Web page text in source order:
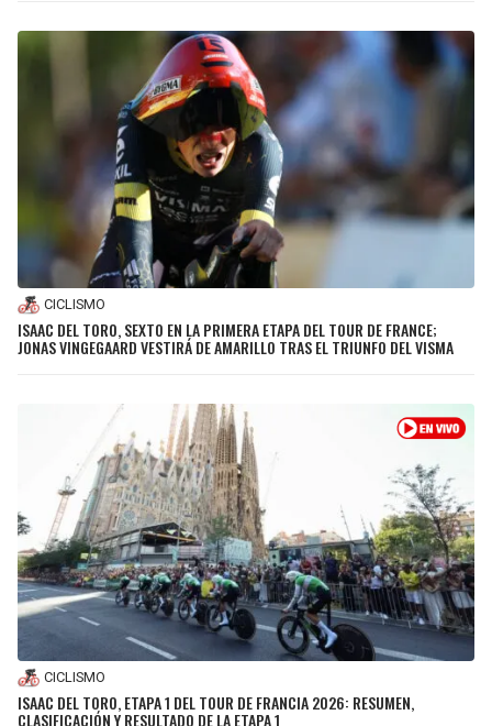
CICLISMO
ISAAC DEL TORO, SEXTO EN LA PRIMERA ETAPA DEL TOUR DE FRANCE;
JONAS VINGEGAARD VESTIRÁ DE AMARILLO TRAS EL TRIUNFO DEL VISMA
CICLISMO
ISAAC DEL TORO, ETAPA 1 DEL TOUR DE FRANCIA 2026: RESUMEN,
CLASIFICACIÓN Y RESULTADO DE LA ETAPA 1